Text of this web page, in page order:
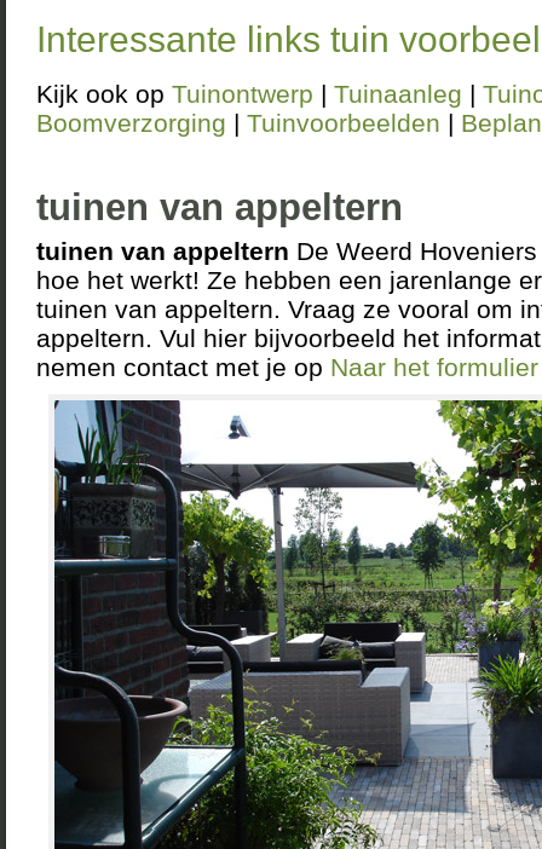
Interessante links tuin
Kijk ook op Tuinontwerp | Tuinaanleg |
Boomverzorging | Tuinvoorbeelden |
tuinen van appeltern
tuinen van appeltern De Weerd
hoe het werkt! Ze hebben een jarenlange
tuinen van appeltern. Vraag ze vooral om
appeltern. Vul hier bijvoorbeeld het
nemen contact met je op Naar het